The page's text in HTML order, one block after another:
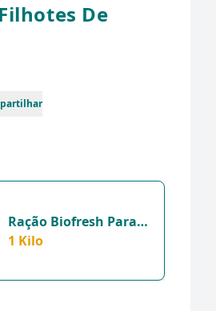
De
Ração Biofresh Para
Filhotes De Raças
- 1 Kilo
1 Kilo